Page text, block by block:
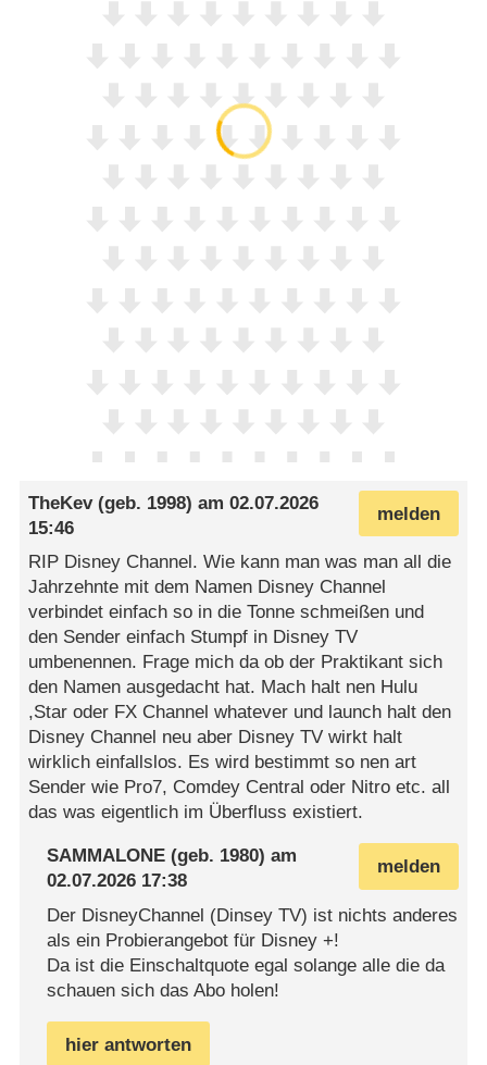
melden
TheKev(geb. 1998) am02.07.2026
15:46
RIP Disney Channel. Wie kann man was man all die
Jahrzehnte mit dem Namen Disney Channel
verbindet einfach so in die Tonne schmeißen und
den Sender einfach Stumpf in Disney TV
umbenennen. Frage mich da ob der Praktikant sich
den Namen ausgedacht hat. Mach halt nen Hulu
,Star oder FX Channel whatever und launch halt den
Disney Channel neu aber Disney TV wirkt halt
wirklich einfallslos. Es wird bestimmt so nen art
Sender wie Pro7, Comdey Central oder Nitro etc. all
das was eigentlich im Überfluss existiert.
melden
SAMMALONE (geb. 1980) am
02.07.2026 17:38
Der DisneyChannel (Dinsey TV) ist nichts anderes
als ein Probierangebot für Disney +!
Da ist die Einschaltquote egal solange alle die da
schauen sich das Abo holen!
hier antworten